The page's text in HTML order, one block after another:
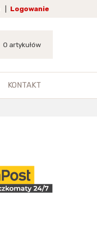
Logowanie
0 artykułów
KONTAKT